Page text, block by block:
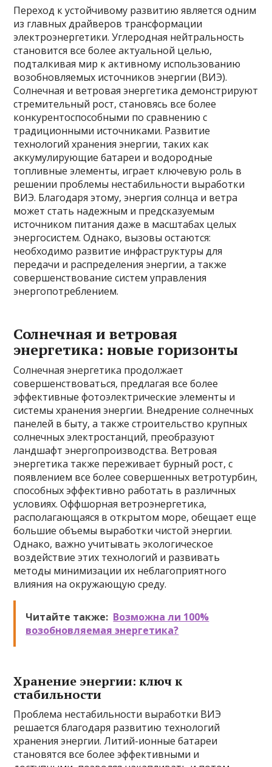
Переход к устойчивому развитию является одним
из главных драйверов трансформации
электроэнергетики. Углеродная нейтральность
становится все более актуальной целью,
подталкивая мир к активному использованию
возобновляемых источников энергии (ВИЭ).
Солнечная и ветровая энергетика демонстрируют
стремительный рост, становясь все более
конкурентоспособными по сравнению с
традиционными источниками. Развитие
технологий хранения энергии, таких как
аккумулирующие батареи и водородные
топливные элементы, играет ключевую роль в
решении проблемы нестабильности выработки
ВИЭ. Благодаря этому, энергия солнца и ветра
может стать надежным и предсказуемым
источником питания даже в масштабах целых
энергосистем. Однако, вызовы остаются:
необходимо развитие инфраструктуры для
передачи и распределения энергии, а также
совершенствование систем управления
энергопотреблением.
Солнечная и ветровая
энергетика: новые горизонты
Солнечная энергетика продолжает
совершенствоваться, предлагая все более
эффективные фотоэлектрические элементы и
системы хранения энергии. Внедрение солнечных
панелей в быту, а также строительство крупных
солнечных электростанций, преобразуют
ландшафт энергопроизводства. Ветровая
энергетика также переживает бурный рост, с
появлением все более совершенных ветротурбин,
способных эффективно работать в различных
условиях. Оффшорная ветроэнергетика,
располагающаяся в открытом море, обещает еще
большие объемы выработки чистой энергии.
Однако, важно учитывать экологическое
воздействие этих технологий и развивать
методы минимизации их неблагоприятного
влияния на окружающую среду.
Читайте также: Возможна ли 100%
возобновляемая энергетика?
Хранение энергии: ключ к
стабильности
Проблема нестабильности выработки ВИЭ
решается благодаря развитию технологий
хранения энергии. Литий-ионные батареи
становятся все более эффективными и